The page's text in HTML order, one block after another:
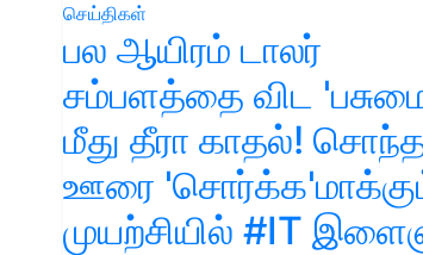
செய்திகள்
பல ஆயிரம் டாலர்
சம்பளத்தை விட
மீது தீரா காதல்!
ஊரை
முயற்சியில் #IT